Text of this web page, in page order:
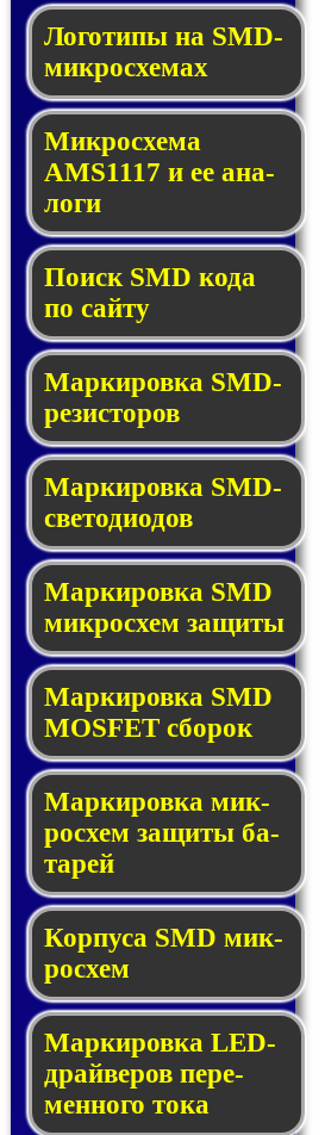
Логотипы на SMD-
мик­ро­схе­мах
Микросхема
AMS1117 и ее ана­
ло­ги
Поиск SMD ко­да
по сай­ту
Маркировка SMD-
ре­зис­то­ров
Маркировка SMD-
све­то­дио­дов
Мар­ки­ров­ка SMD
мик­рос­хем защиты
Мар­ки­ров­ка SMD
MOSFET сбо­рок
Мар­ки­ров­ка мик­
ро­схем за­щи­ты ба­
та­рей
Корпуса SMD мик­
ро­схем
Маркировка LED-
драй­ве­ров пе­ре­
мен­но­го то­ка